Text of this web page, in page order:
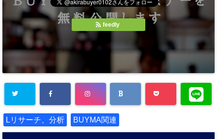
feedly
Lリサーチ、分析 BUYMA関連